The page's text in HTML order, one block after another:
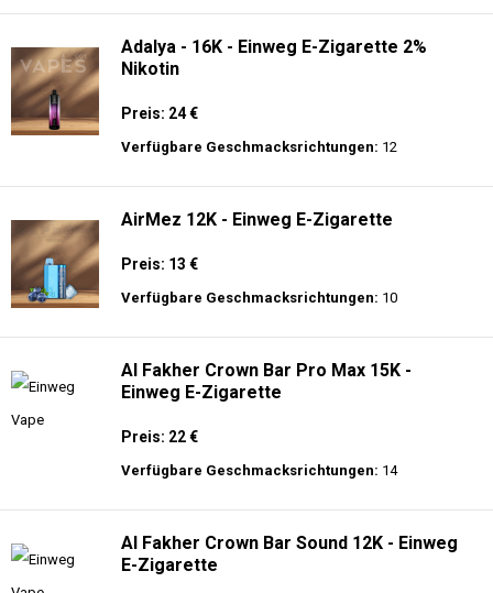
Adalya - 16K - Einweg E-Zigarette 2%
Nikotin
Preis: 24 €
Verfügbare Geschmacksrichtungen: 12
AirMez 12K - Einweg E-Zigarette
Preis: 13 €
Verfügbare Geschmacksrichtungen: 10
Al Fakher Crown Bar Pro Max 15K -
Einweg E-Zigarette
Preis: 22 €
Verfügbare Geschmacksrichtungen: 14
Al Fakher Crown Bar Sound 12K - Einweg
E-Zigarette